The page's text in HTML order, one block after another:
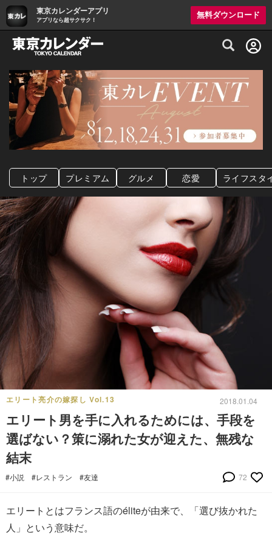
東京カレンダーアプリ
アプリなら超サクサク！
無料ダウンロード
グルメ情報・プレミアムレストラン予約
トップ プレミアム グルメ 恋愛 ライフスタ
エリート亮介の嫁探し Vol.13 2018.01.04
エリート男を手に入れるためには、手段を
選ばない？策に溺れた女が迎えた、無残な
結末
#小説 #レストラン #友達 72
エリートとはフランス語のéliteが由来で、「選び抜かれた
人」という意味だ。